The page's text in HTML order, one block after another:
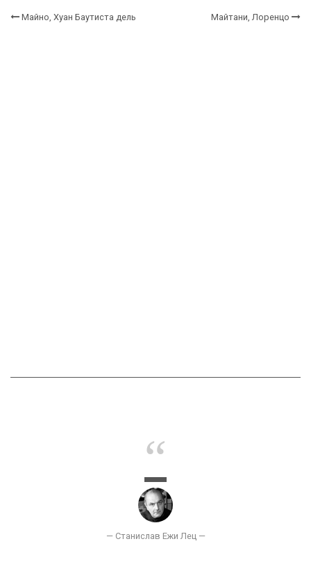
Майно, Хуан Баутиста дель Майтани, Лоренцо